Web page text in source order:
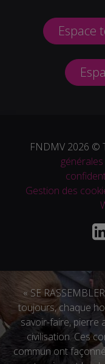
Espace
FNDMV 2026 ©
Gestion des
« SE
toujours, chaque
savoir-faire, pierre
civilisation. Ces
commun ont